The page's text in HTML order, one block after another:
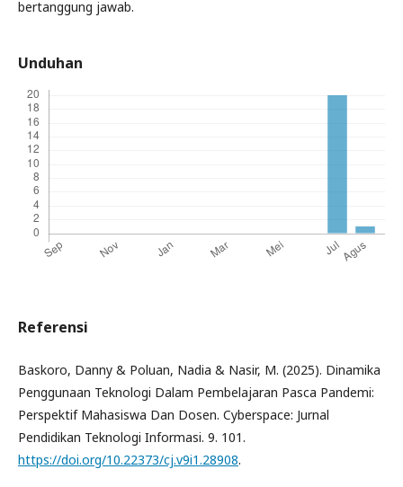
bertanggung jawab.
Unduhan
Referensi
Baskoro, Danny & Poluan, Nadia & Nasir, M. (2025). Dinamika
Penggunaan Teknologi Dalam Pembelajaran Pasca Pandemi:
Perspektif Mahasiswa Dan Dosen. Cyberspace: Jurnal
Pendidikan Teknologi Informasi. 9. 101.
https://doi.org/10.22373/cj.v9i1.28908.